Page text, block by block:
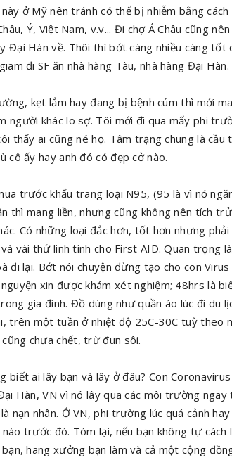
này ở Mỹ nên tránh có thể bị nhiễm bằng
Ý, Việt Nam, v.v... Đi chợ Á Châu cũng
Đại Hàn về. Thôi thì bớt càng nhiều càng
đi SF ăn nhà hàng Tàu, nhà hàng Đại Hàn.
kẹt lắm hay đang bị bệnh cúm thì mới
người khác lo sợ. Tôi mới đi qua mấy phi
thấy ai cũng né họ. Tâm trạng chung là
cô ấy hay anh đó có đẹp cở nào.
trước khẩu trang loại N95, (95 là vì nó
thì mang liền, nhưng cũng không nên tích
Có những loại đắc hơn, tốt hơn nhưng
vài thứ linh tinh cho First AID. Quan trọng
đi lại. Bớt nói chuyện đừng tạo cho con
xin được khám xét nghiệm; 48hrs là
gia đình. Đồ dùng như quần áo lúc đi du
trên một tuần ở nhiệt độ 25C-30C tuỳ
cũng chưa chết, trừ đun sôi.
biết ai lây bạn và lây ở đâu? Con
Hàn, VN vì nó lây qua các môi trường
nạn nhân. Ở VN, phi trường lúc quá cảnh
trước đó. Tóm lại, nếu bạn không tự
hãng xưởng bạn làm và cả một cộng